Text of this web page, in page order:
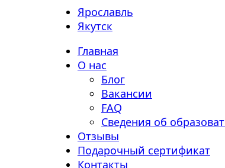
Ярославль
Якутск
Главная
О нас
Блог
Вакансии
FAQ
Сведения об
Отзывы
Подарочный сертификат
Контакты